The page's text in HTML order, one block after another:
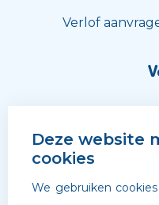
Verlof
Deze website
cookies
We gebruiken